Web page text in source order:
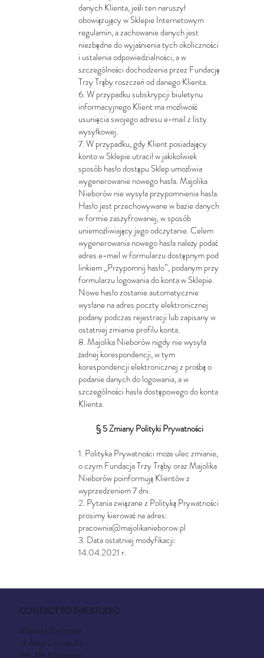
danych Klienta, jeśli ten naruszył
obowiązujący w Sklepie Internetowym
regulamin, a zachowanie danych jest
niezbędne do wyjaśnienia tych okoliczności
i ustalenia odpowiedzialności, a w
szczególności dochodzenia przez Fundację
Trzy Trąby roszczeń od danego Klienta.
6. W przypadku subskrypcji biuletynu
informacyjnego Klient ma możliwość
usunięcia swojego adresu e-mail z listy
wysyłkowej.
7. W przypadku, gdy Klient posiadający
konto w Sklepie utracił w jakikolwiek
sposób hasło dostępu Sklep umożliwia
wygenerowanie nowego hasła. Majolika
Nieborów nie wysyła przypomnienia hasła.
Hasło jest przechowywane w bazie danych
w formie zaszyfrowanej, w sposób
uniemożliwiający jego odczytanie. Celem
wygenerowania nowego hasła należy podać
adres e-mail w formularzu dostępnym pod
linkiem „Przypomnij hasło”, podanym przy
formularzu logowania do konta w Sklepie.
Nowe hasło zostanie automatycznie
wysłane na adres poczty elektronicznej
podany podczas rejestracji lub zapisany w
ostatniej zmianie profilu konta.
8. Majolika Nieborów nigdy nie wysyła
żadnej korespondencji, w tym
korespondencji elektronicznej z prośbą o
podanie danych do logowania, a w
szczególności hasła dostępowego do konta
Klienta.
§ 5 Zmiany Polityki Prywatności
1. Polityka Prywatności może ulec zmianie,
o czym Fundacja Trzy Trąby oraz Majolika
Nieborów poinformują Klientów z
wyprzedzeniem 7 dni.
2. Pytania związane z Polityką Prywatności
prosimy kierować na adres:
pracownia@majolikanieborow.pl
3. Data ostatniej modyfikacji:
14.04.2021 r.
CONTACT TO THE STUDIO
Majolika Nieborów
ul. Aleja Lipowa 35
99-416 Nieborow